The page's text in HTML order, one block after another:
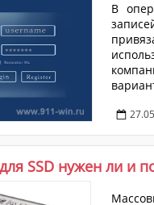
В
с тем,
SSD нужен ли и